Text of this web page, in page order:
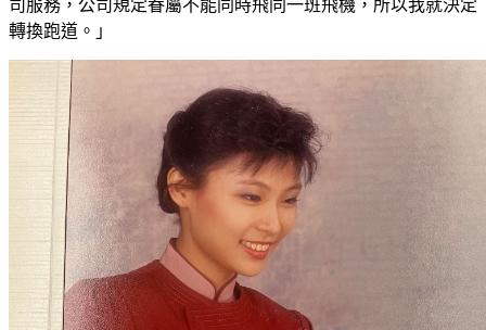
司服務，公司規定眷屬不能同時飛同一班飛機，所以我就決定
轉換跑道。」